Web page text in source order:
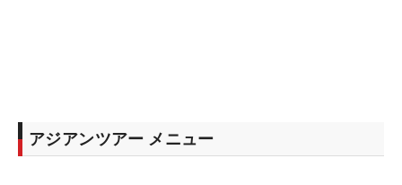
アジアンツアー メニュー